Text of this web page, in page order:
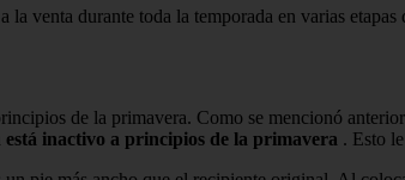
la venta durante toda la temporada en varias
de la primavera. Como se mencionó
inactivo a principios de la primavera . Esto